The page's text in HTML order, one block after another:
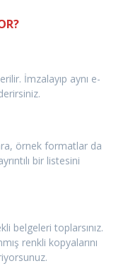
İmzalayıp aynı e-
örnek formatlar da
bir listesini
belgeleri toplarsınız.
renkli kopyalarını